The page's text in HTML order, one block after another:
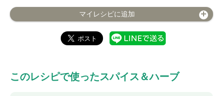
マイレシピに追加
このレシピで使ったスパイス＆ハーブ